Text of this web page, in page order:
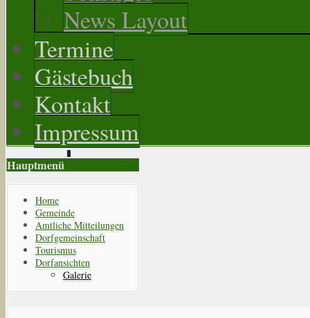
News Layout
Termine
Gästebuch
Kontakt
Impressum
Hauptmenü
Home
Gemeinde
Amtliche Mitteilungen
Dorfgemeinschaft
Tourismus
Dorfansichten
Galerie